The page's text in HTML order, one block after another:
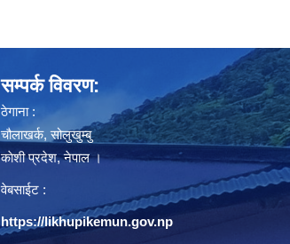
सम्पर्क विवरण:
ठेगाना :
चौलाखर्क, सोलुखुम्बु
काेशी प्रदेश, नेपाल ।
वेबसाईट :
https://likhupikemun.gov.np